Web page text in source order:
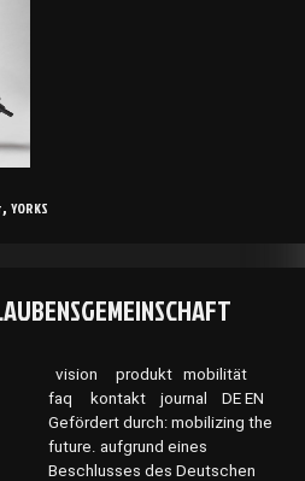
, YORKS
vision produkt mobilität
faq kontakt journal DE EN
Gefördert durch: mobilizing the
future. aufgrund eines
Beschlusses des Deutschen